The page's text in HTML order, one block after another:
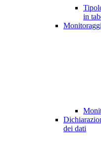
in
dei dati